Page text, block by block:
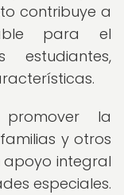
contribuye a
para el
la
y otros
integral
especiales.